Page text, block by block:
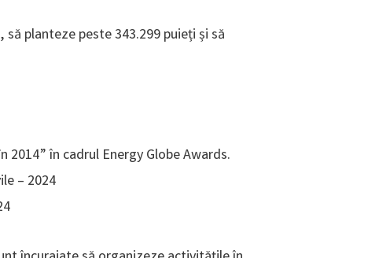
să planteze peste 343.299 puieți și să
în cadrul Energy Globe Awards.
– 2024